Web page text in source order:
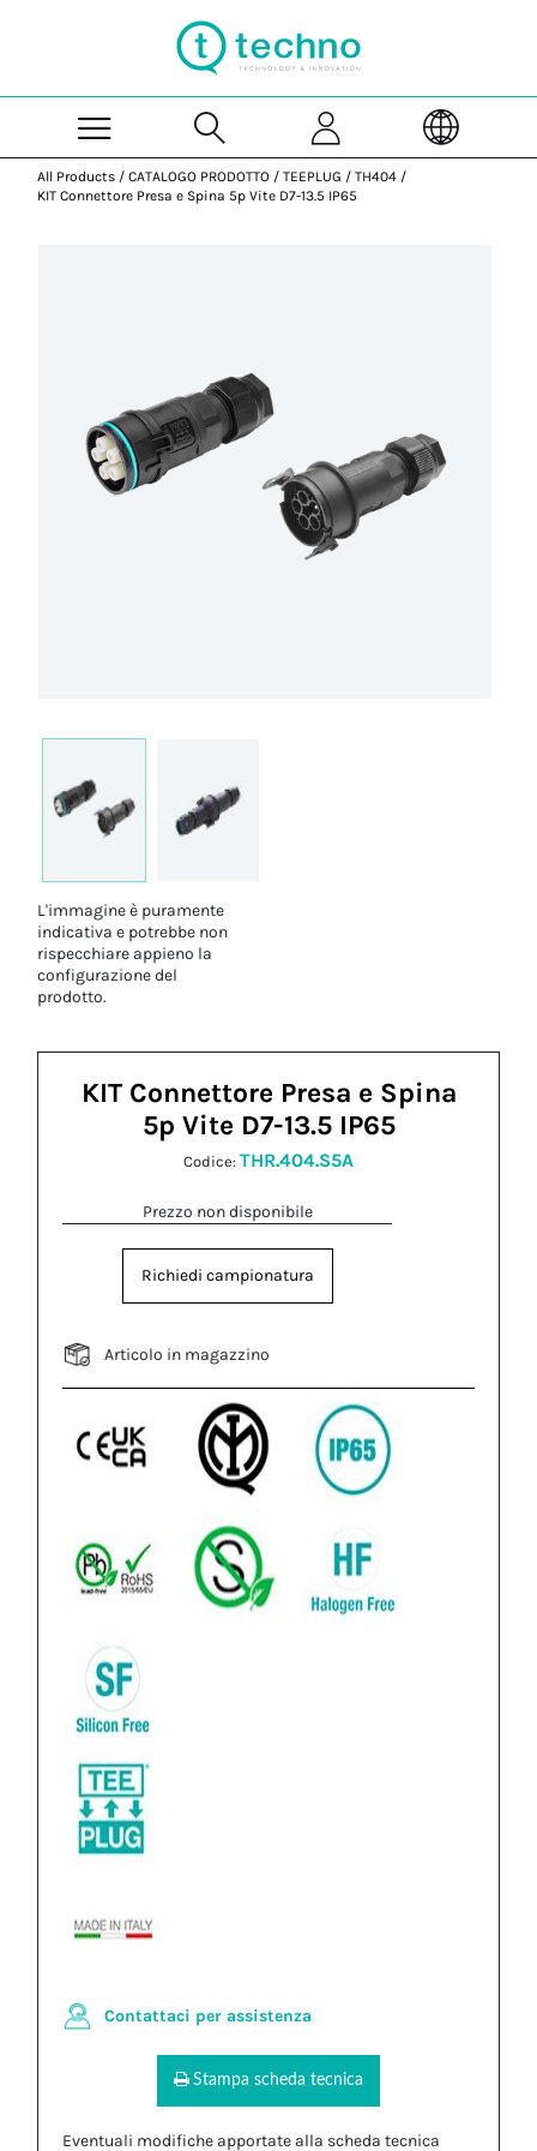
All Products / CATALOGO PRODOTTO / TEEPLUG / TH404 /
KIT Connettore Presa e Spina 5p Vite D7-13.5 IP65
L'immagine è puramente
indicativa e potrebbe non
rispecchiare appieno la
configurazione del
prodotto.
KIT Connettore Presa e Spina
5p Vite D7-13.5 IP65
Codice: THR.404.S5A
Prezzo non disponibile
Richiedi campionatura
Articolo in magazzino
Contattaci per assistenza
Stampa scheda tecnica
Eventuali modifiche apportate alla scheda tecnica